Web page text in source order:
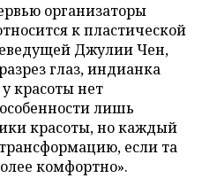
организаторы
к пластической
Джулии Чен,
глаз, индианка
красоты нет
лишь
красоты, но каждый
если та
комфортно».